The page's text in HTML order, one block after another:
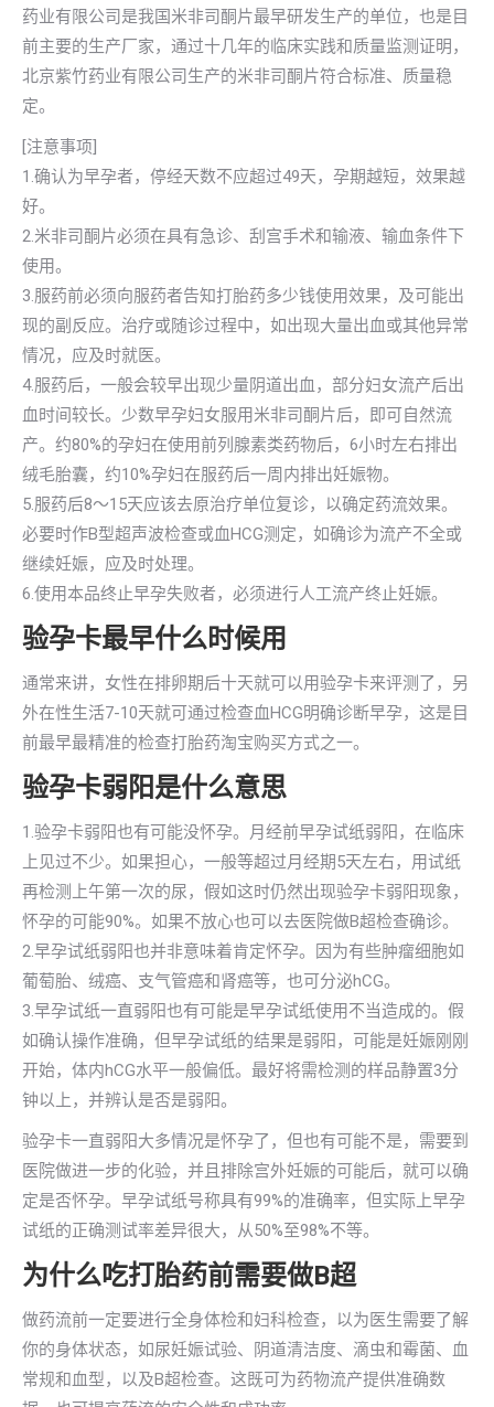
药业有限公司是我国米非司酮片最早研发生产的单位，也是目
前主要的生产厂家，通过十几年的临床实践和质量监测证明，
北京紫竹药业有限公司生产的米非司酮片符合标准、质量稳
定。
[注意事项]
1.确认为早孕者，停经天数不应超过49天，孕期越短，效果越
好。
2.米非司酮片必须在具有急诊、刮宫手术和输液、输血条件下
使用。
3.服药前必须向服药者告知打胎药多少钱使用效果，及可能出
现的副反应。治疗或随诊过程中，如出现大量出血或其他异常
情况，应及时就医。
4.服药后，一般会较早出现少量阴道出血，部分妇女流产后出
血时间较长。少数早孕妇女服用米非司酮片后，即可自然流
产。约80%的孕妇在使用前列腺素类药物后，6小时左右排出
绒毛胎囊，约10%孕妇在服药后一周内排出妊娠物。
5.服药后8～15天应该去原治疗单位复诊，以确定药流效果。
必要时作B型超声波检查或血HCG测定，如确诊为流产不全或
继续妊娠，应及时处理。
6.使用本品终止早孕失败者，必须进行人工流产终止妊娠。
验孕卡最早什么时候用
通常来讲，女性在排卵期后十天就可以用验孕卡来评测了，另
外在性生活7-10天就可通过检查血HCG明确诊断早孕，这是目
前最早最精准的检查打胎药淘宝购买方式之一。
验孕卡弱阳是什么意思
1.验孕卡弱阳也有可能没怀孕。月经前早孕试纸弱阳，在临床
上见过不少。如果担心，一般等超过月经期5天左右，用试纸
再检测上午第一次的尿，假如这时仍然出现验孕卡弱阳现象，
怀孕的可能90%。如果不放心也可以去医院做B超检查确诊。
2.早孕试纸弱阳也并非意味着肯定怀孕。因为有些肿瘤细胞如
葡萄胎、绒癌、支气管癌和肾癌等，也可分泌hCG。
3.早孕试纸一直弱阳也有可能是早孕试纸使用不当造成的。假
如确认操作准确，但早孕试纸的结果是弱阳，可能是妊娠刚刚
开始，体内hCG水平一般偏低。最好将需检测的样品静置3分
钟以上，并辨认是否是弱阳。
验孕卡一直弱阳大多情况是怀孕了，但也有可能不是，需要到
医院做进一步的化验，并且排除宫外妊娠的可能后，就可以确
定是否怀孕。早孕试纸号称具有99%的准确率，但实际上早孕
试纸的正确测试率差异很大，从50%至98%不等。
为什么吃打胎药前需要做B超
做药流前一定要进行全身体检和妇科检查，以为医生需要了解
你的身体状态，如尿妊娠试验、阴道清洁度、滴虫和霉菌、血
常规和血型，以及B超检查。这既可为药物流产提供准确数